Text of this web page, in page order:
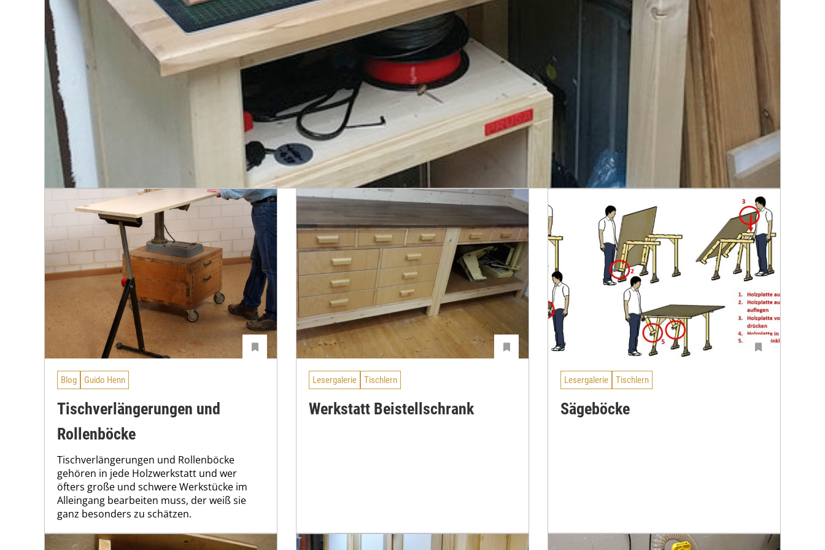
Blog Guido Henn
Tischverlängerungen und
Rollenböcke
Tischverlängerungen und Rollenböcke
gehören in jede Holzwerkstatt und wer
öfters große und schwere Werkstücke im
Alleingang bearbeiten muss, der weiß sie
ganz besonders zu schätzen.
Lesergalerie Tischlern
Werkstatt Beistellschrank
Lesergalerie Tischlern
Sägeböcke